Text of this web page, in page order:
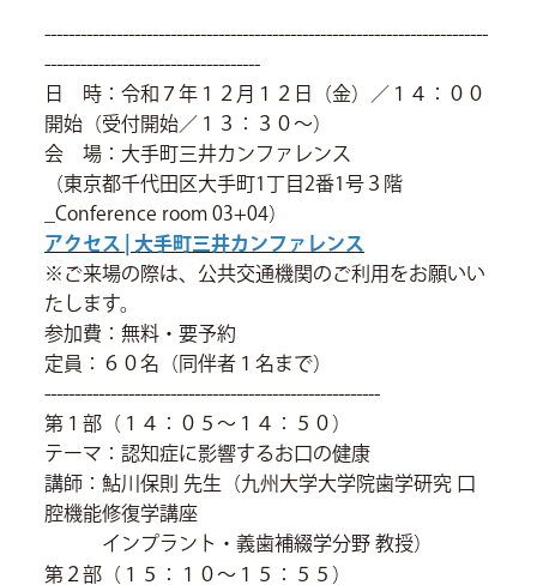
--------------------------------------------------------------------------
------------------------------------
日 時：令和７年１２月１２日（金）／１４：００
開始（受付開始／１３：３０～）
会 場：大手町三井カンファレンス
（東京都千代田区大手町1丁目2番1号３階
_Conference room 03+04）
アクセス | 大手町三井カンファレンス
※ご来場の際は、公共交通機関のご利用をお願いい
たします。
参加費：無料・要予約
定員：６０名（同伴者１名まで）
--------------------------------------------------------
第１部（１４：０５～１４：５０）
テーマ：認知症に影響するお口の健康
講師：鮎川保則 先生（九州大学大学院歯学研究 口
腔機能修復学講座
インプラント・義歯補綴学分野 教授）
第２部（１５：１０～１５：５５）